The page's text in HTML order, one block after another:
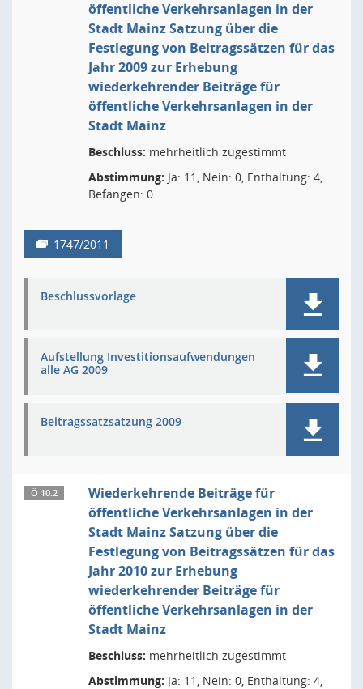
öffentliche Verkehrsanlagen in der
Stadt Mainz Satzung über die
Festlegung von Beitragssätzen für das
Jahr 2009 zur Erhebung
wiederkehrender Beiträge für
öffentliche Verkehrsanlagen in der
Stadt Mainz
Beschluss: mehrheitlich zugestimmt
Abstimmung: Ja: 11, Nein: 0, Enthaltung: 4,
Befangen: 0
1747/2011
Beschlussvorlage
Aufstellung Investitionsaufwendungen
alle AG 2009
Beitragssatzsatzung 2009
Ö 10.2
Wiederkehrende Beiträge für
öffentliche Verkehrsanlagen in der
Stadt Mainz Satzung über die
Festlegung von Beitragssätzen für das
Jahr 2010 zur Erhebung
wiederkehrender Beiträge für
öffentliche Verkehrsanlagen in der
Stadt Mainz
Beschluss: mehrheitlich zugestimmt
Abstimmung: Ja: 11, Nein: 0, Enthaltung: 4,